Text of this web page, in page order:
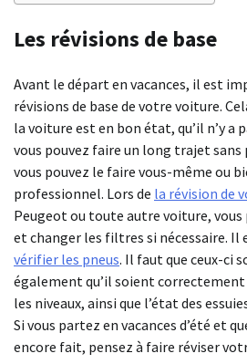
Les révisions de base
Avant le départ en vacances, il est
révisions de base de votre voiture.
la voiture est en bon état, qu’il n’y a
vous pouvez faire un long trajet sans
vous pouvez le faire vous-même ou
professionnel. Lors de la révision de
Peugeot ou toute autre voiture, vous
et changer les filtres si nécessaire. Il
vérifier les pneus. Il faut que ceux-ci
également qu’il soient
les niveaux, ainsi que l’état des
Si vous partez en vacances d’été et
encore fait, pensez à faire réviser